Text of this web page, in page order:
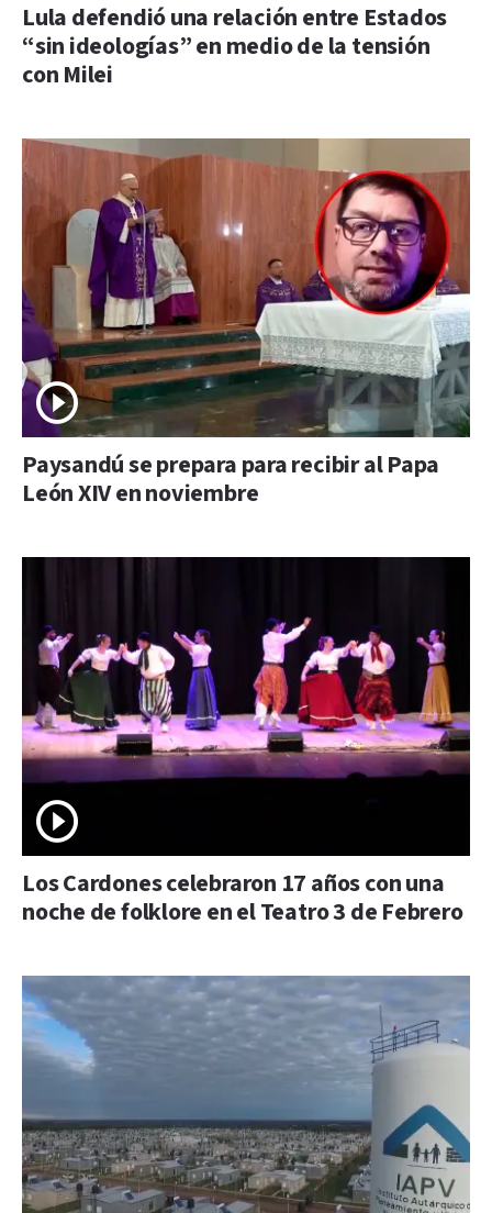
Lula defendió una relación entre Estados
“sin ideologías” en medio de la tensión
con Milei
Paysandú se prepara para recibir al Papa
León XIV en noviembre
Los Cardones celebraron 17 años con una
noche de folklore en el Teatro 3 de Febrero